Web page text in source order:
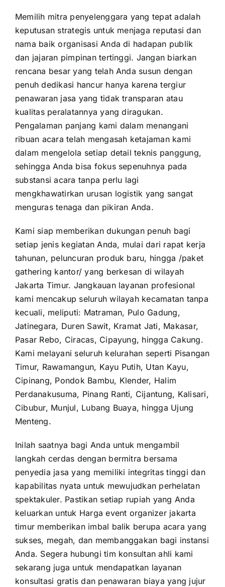
Memilih mitra penyelenggara yang tepat adalah
keputusan strategis untuk menjaga reputasi dan
nama baik organisasi Anda di hadapan publik
dan jajaran pimpinan tertinggi. Jangan biarkan
rencana besar yang telah Anda susun dengan
penuh dedikasi hancur hanya karena tergiur
penawaran jasa yang tidak transparan atau
kualitas peralatannya yang diragukan.
Pengalaman panjang kami dalam menangani
ribuan acara telah mengasah ketajaman kami
dalam mengelola setiap detail teknis panggung,
sehingga Anda bisa fokus sepenuhnya pada
substansi acara tanpa perlu lagi
mengkhawatirkan urusan logistik yang sangat
menguras tenaga dan pikiran Anda.
Kami siap memberikan dukungan penuh bagi
setiap jenis kegiatan Anda, mulai dari rapat kerja
tahunan, peluncuran produk baru, hingga /paket
gathering kantor/ yang berkesan di wilayah
Jakarta Timur. Jangkauan layanan profesional
kami mencakup seluruh wilayah kecamatan tanpa
kecuali, meliputi: Matraman, Pulo Gadung,
Jatinegara, Duren Sawit, Kramat Jati, Makasar,
Pasar Rebo, Ciracas, Cipayung, hingga Cakung.
Kami melayani seluruh kelurahan seperti Pisangan
Timur, Rawamangun, Kayu Putih, Utan Kayu,
Cipinang, Pondok Bambu, Klender, Halim
Perdanakusuma, Pinang Ranti, Cijantung, Kalisari,
Cibubur, Munjul, Lubang Buaya, hingga Ujung
Menteng.
Inilah saatnya bagi Anda untuk mengambil
langkah cerdas dengan bermitra bersama
penyedia jasa yang memiliki integritas tinggi dan
kapabilitas nyata untuk mewujudkan perhelatan
spektakuler. Pastikan setiap rupiah yang Anda
keluarkan untuk Harga event organizer jakarta
timur memberikan imbal balik berupa acara yang
sukses, megah, dan membanggakan bagi instansi
Anda. Segera hubungi tim konsultan ahli kami
sekarang juga untuk mendapatkan layanan
konsultasi gratis dan penawaran biaya yang jujur